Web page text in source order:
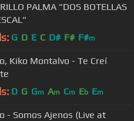
PALMA "DOS BOTELLAS
G D E C D# F# F#m
Kiko Montalvo - Te Creí
D G Gm Am Cm Eb Em
- Somos Ajenos (Live at